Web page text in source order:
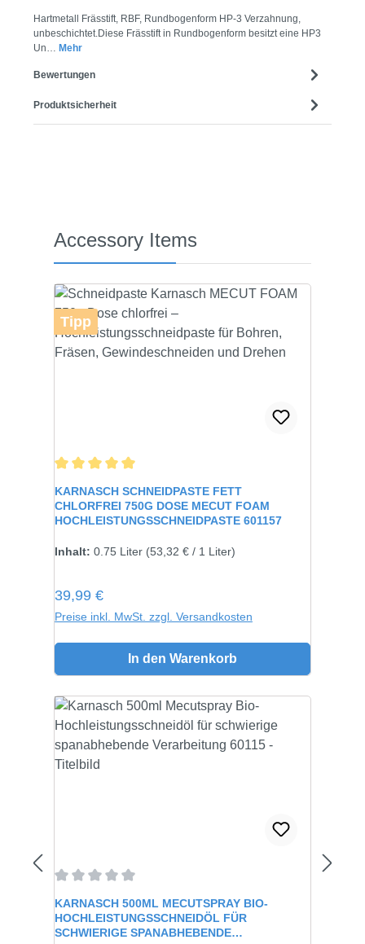
Hartmetall Frässtift, RBF, Rundbogenform HP-3 Verzahnung,
unbeschichtet.Diese Frässtift in Rundbogenform besitzt eine HP3
Un… Mehr
Bewertungen
Produktsicherheit
Produktgalerie überspringen
Accessory Items
Tipp
KARNASCH SCHNEIDPASTE FETT
CHLORFREI 750G DOSE MECUT FOAM
HOCHLEISTUNGSSCHNEIDPASTE 601157
Inhalt: 0.75 Liter (53,32 € / 1 Liter)
Regulärer Preis:
39,99 €
Preise inkl. MwSt. zzgl. Versandkosten
In den Warenkorb
KARNASCH 500ML MECUTSPRAY BIO-
HOCHLEISTUNGSSCHNEIDÖL FÜR
SCHWIERIGE SPANABHEBENDE